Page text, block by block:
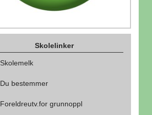
Skolelinker
Skolemelk
Du bestemmer
Foreldreutv.for grunnoppl